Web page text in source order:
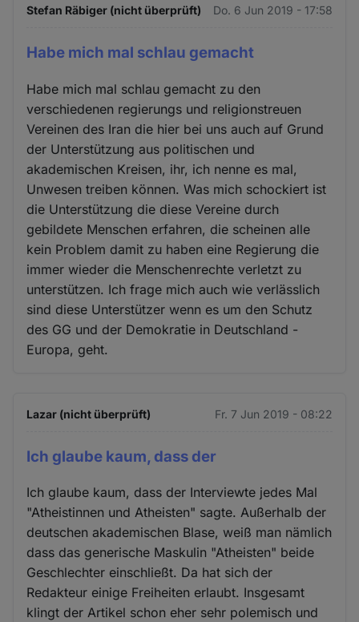
Stefan Räbiger (nicht überprüft) Do. 6 Jun 2019 - 17:58
Habe mich mal schlau gemacht
Habe mich mal schlau gemacht zu den
verschiedenen regierungs und religionstreuen
Vereinen des Iran die hier bei uns auch auf Grund
der Unterstützung aus politischen und
akademischen Kreisen, ihr, ich nenne es mal,
Unwesen treiben können. Was mich schockiert ist
die Unterstützung die diese Vereine durch
gebildete Menschen erfahren, die scheinen alle
kein Problem damit zu haben eine Regierung die
immer wieder die Menschenrechte verletzt zu
unterstützen. Ich frage mich auch wie verlässlich
sind diese Unterstützer wenn es um den Schutz
des GG und der Demokratie in Deutschland -
Europa, geht.
Lazar (nicht überprüft) Fr. 7 Jun 2019 - 08:22
Ich glaube kaum, dass der
Ich glaube kaum, dass der Interviewte jedes Mal
"Atheistinnen und Atheisten" sagte. Außerhalb der
deutschen akademischen Blase, weiß man nämlich
dass das generische Maskulin "Atheisten" beide
Geschlechter einschließt. Da hat sich der
Redakteur einige Freiheiten erlaubt. Insgesamt
klingt der Artikel schon eher sehr polemisch und